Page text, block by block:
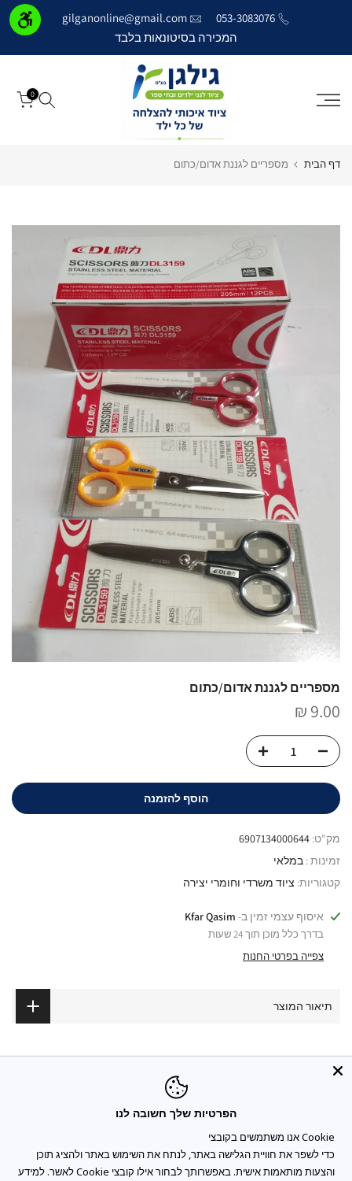
053-3083076
gilganonline@gmail.com
המכירה בסיטונאות בלבד
0
דף הבית מספריים לגננת אדום/כתום
מספריים לגננת אדום/כתום
9.00 ₪
הוסף להזמנה
מק"ט: 6907134000644
זמינות : במלאי
קטגוריות: ציוד משרדי וחומרי יצירה
איסוף עצמי זמין ב- Kfar Qasim
בדרך כלל מוכן תוך 24 שעות
צפייה בפרטי החנות
תיאור המוצר
You may also like
הפרטיות שלך חשובה לנו
כדי לשפר את חוויית הגלישה באתר, לנתח את השימוש באתר ולהציג תוכן
והצעות מותאמות אישית. באפשרותך לבחור אילו קובצי Cookie לאשר. למידע